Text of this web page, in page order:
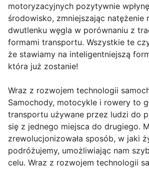
motoryzacyjnych pozytywnie
środowisko, zmniejszając natężenie
dwutlenku węgla w porównaniu z
formami transportu. Wszystkie te
że stawiamy na inteligentniejszą
która już zostanie!
Wraz z rozwojem technologii
Samochody, motocykle i rowery to
transportu używane przez ludzi do
się z jednego miejsca do drugiego.
zrewolucjonizowała sposób, w jaki
podróżujemy, umożliwiając nam
celu. Wraz z rozwojem technologii